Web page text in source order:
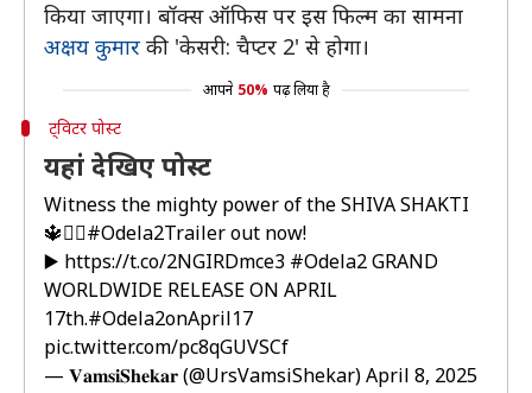
किया जाएगा। बॉक्स ऑफिस पर इस फिल्म का सामना
अक्षय कुमार की 'केसरी: चैप्टर 2' से होगा।
आपने 50% पढ़ लिया है
ट्विटर पोस्ट
यहां देखिए पोस्ट
Witness the mighty power of the SHIVA SHAKTI
🔱❤‍🔥#Odela2Trailerout now!
▶️ https://t.co/2NGIRDmce3 #Odela2GRAND
WORLDWIDE RELEASE ON APRIL
17th.#Odela2onApril17
pic.twitter.com/pc8qGUVSCf
— 𝐕𝐚𝐦𝐬𝐢𝐒𝐡𝐞𝐤𝐚𝐫 (@UrsVamsiShekar)April 8, 2025